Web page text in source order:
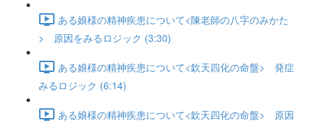
ある娘様の精神疾患について<陳老師の八字のみかた
> 原因をみるロジック (3:30)
ある娘様の精神疾患について<欽天四化の命盤> 発症
みるロジック (6:14)
ある娘様の精神疾患について<欽天四化の命盤> 原因